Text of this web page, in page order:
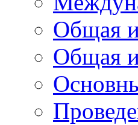
Общая
Общая